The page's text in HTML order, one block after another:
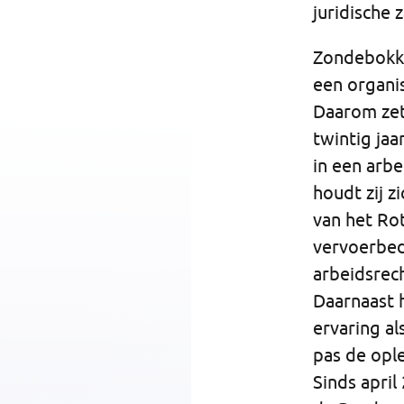
juridische
een
Daarom
twintig
in een
houdt zij
van het
Daarnaast
ervaring
pas de
Sinds april